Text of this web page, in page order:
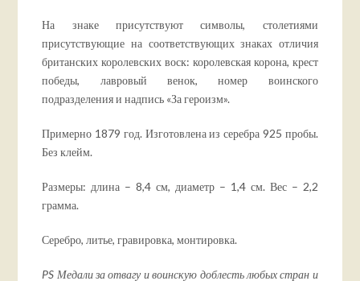
На знаке присутствуют символы, столетиями
присутствующие на соответствующих знаках отличия
британских королевских воск: королевская корона, крест
победы, лавровый венок, номер воинского
подразделения и надпись «За героизм».
Примерно 1879 год. Изготовлена из серебра 925 пробы.
Без клейм.
Размеры: длина – 8,4 см, диаметр – 1,4 см. Вес – 2,2
грамма.
Серебро, литье, гравировка, монтировка.
PS Медали за отвагу и воинскую доблесть любых стран и